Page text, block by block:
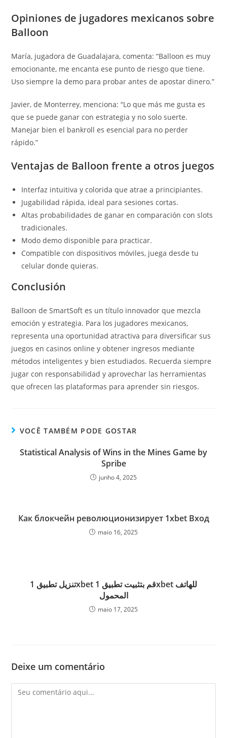
Opiniones de jugadores mexicanos sobre
Balloon
María, jugadora de Guadalajara, comenta: “Balloon es muy
emocionante, me encanta ese punto de riesgo que tiene.
Uso siempre la demo para probar antes de apostar dinero.”
Javier, de Monterrey, menciona: “Lo que más me gusta es
que se puede ganar con estrategia y no solo suerte.
Manejar bien el bankroll es esencial para no perder
rápido.”
Ventajas de Balloon frente a otros juegos
Interfaz intuitiva y colorida que atrae a principiantes.
Jugabilidad rápida, ideal para sesiones cortas.
Altas probabilidades de ganar en comparación con slots
tradicionales.
Modo demo disponible para practicar.
Compatible con dispositivos móviles, juega desde tu
celular donde quieras.
Conclusión
Balloon de SmartSoft es un título innovador que mezcla
emoción y estrategia. Para los jugadores mexicanos,
representa una oportunidad atractiva para diversificar sus
juegos en casinos online y obtener ingresos mediante
métodos inteligentes y bien estudiados. Recuerda siempre
jugar con responsabilidad y aprovechar las herramientas
que ofrecen las plataformas para aprender sin riesgos.
VOCÊ TAMBÉM PODE GOSTAR
Statistical Analysis of Wins in the Mines Game by
Spribe
junho 4, 2025
Как блокчейн революционизирует 1xbet Вход
maio 16, 2025
تنزيل تطبيق 1xbet قم بتثبيت تطبيق 1xbet للهاتف
المحمول
maio 17, 2025
Deixe um comentário